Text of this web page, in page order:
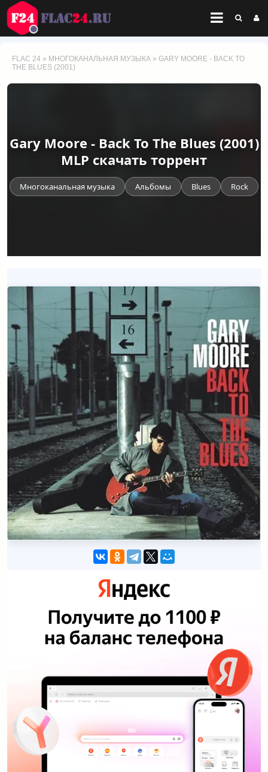
FLAC 24 » МНОГОКАНАЛЬНАЯ МУЗЫКА » GARY MOORE - BACK TO
THE BLUES (2001)
Gary Moore - Back To The Blues (2001)
MLP скачать торрент
Многоканальная музыка Альбомы Blues Rock